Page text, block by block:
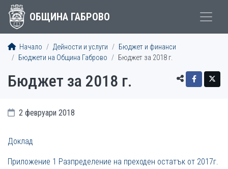
ОБЩИНА ГАБРОВО
Начало Дейности и услуги
Бюджет и финанси
Бюджети на Община Габрово
Бюджет за 2018 г.
Бюджет за 2018 г.
2 февруари 2018
Доклад
Приложение 1 Разпределение на преходен остатък от 2017г.